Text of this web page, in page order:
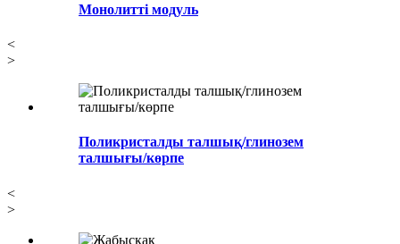
Монолитті модуль
<
>
Поликристалды талшық/глинозем
талшығы/көрпе
<
>